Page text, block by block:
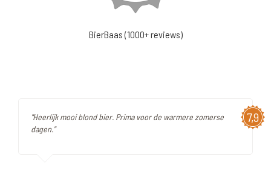
BierBaas (1000+ reviews)
7,9
"Heerlijk mooi blond bier. Prima voor de warmere zomerse
dagen."